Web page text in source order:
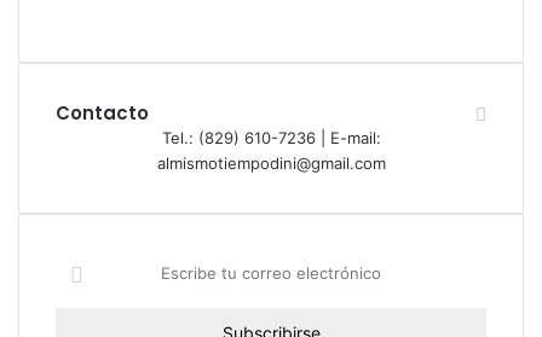
Contacto
Tel.: (829) 610-7236 | E-mail:
almismotiempodini@gmail.com